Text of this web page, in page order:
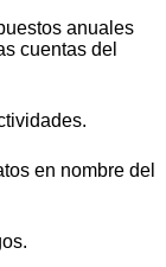
anuales
cuentas del
en nombre del